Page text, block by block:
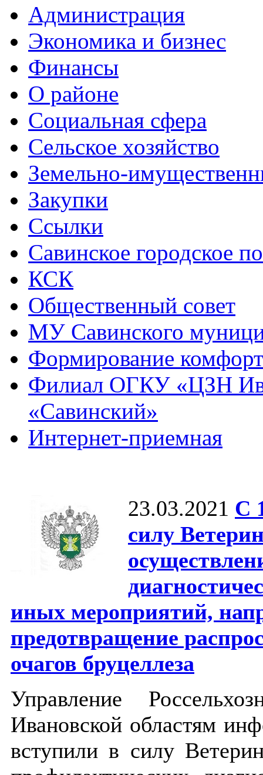
Администрация
Экономика и бизнес
Финансы
О районе
Социальная сфера
Сельское хозяйство
Земельно-
Закупки
Ссылки
Савинское городское
КСК
Общественный совет
МУ Савинского
Формирование
Филиал ОГКУ «ЦЗН
«Савинский»
Интернет-приемная
23.03.2021 С
силу
иных мероприятий,
предотвращение
очагов бруцеллеза
Управление
Ивановской областям
вступили в силу